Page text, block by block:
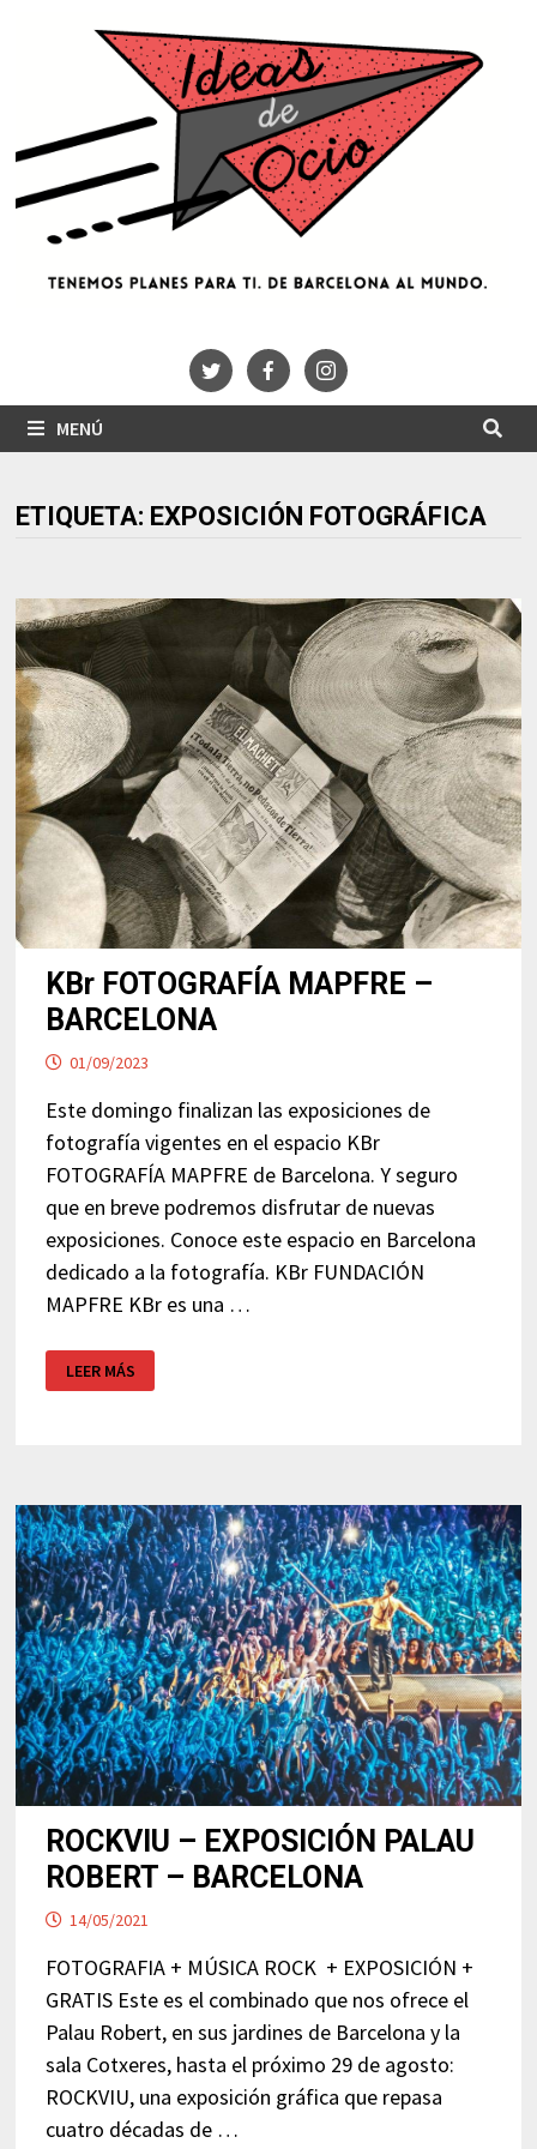
MENÚ
ETIQUETA: EXPOSICIÓN FOTOGRÁFICA
KBr FOTOGRAFÍA MAPFRE –
BARCELONA
01/09/2023
Este domingo finalizan las exposiciones de
fotografía vigentes en el espacio KBr
FOTOGRAFÍA MAPFRE de Barcelona. Y seguro
que en breve podremos disfrutar de nuevas
exposiciones. Conoce este espacio en Barcelona
dedicado a la fotografía. KBr FUNDACIÓN
MAPFRE KBr es una …
FOTOGRAFÍA
MAPFRE
LEER MÁS
ROCKVIU – EXPOSICIÓN PALAU
ROBERT – BARCELONA
14/05/2021
FOTOGRAFIA + MÚSICA ROCK + EXPOSICIÓN +
GRATIS Este es el combinado que nos ofrece el
Palau Robert, en sus jardines de Barcelona y la
sala Cotxeres, hasta el próximo 29 de agosto:
ROCKVIU, una exposición gráfica que repasa
cuatro décadas de …